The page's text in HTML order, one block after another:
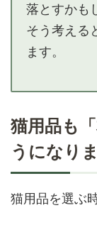
落とすかも
そう考える
ます。
猫用品も
うになり
猫用品を選ぶ